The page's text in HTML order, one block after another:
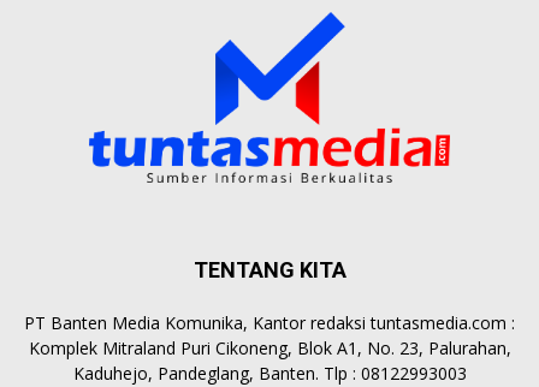
TENTANG KITA
PT Banten Media Komunika, Kantor redaksi tuntasmedia.com :
Komplek Mitraland Puri Cikoneng, Blok A1, No. 23, Palurahan,
Kaduhejo, Pandeglang, Banten. Tlp : 08122993003